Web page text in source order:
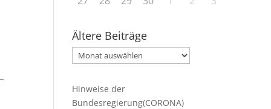
Ältere Beiträge
Ältere
Beiträge
Hinweise der
Bundesregierung(CORONA)